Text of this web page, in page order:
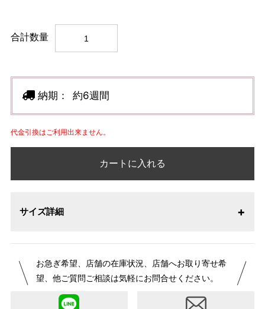
合計数量
納期： 約6週間
代金引換はご利用出来ません。
カートに入れる
サイズ詳細
が変更になりました。パターンオーダーは、お客様のお声か
らよりお召しになりやすい寸法に変更いたしました。変更点
について詳細をお知りになりたい方はお問い合わせくださ
お急ぎ希望、店舗の在庫状況、店舗へお取り寄せ希
望、他ご質問ご相談は気軽にお問合せください。